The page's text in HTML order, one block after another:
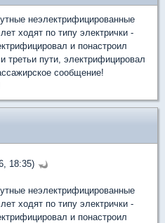
неэлектрифицированные
ходят по типу электрички -
и понастроил
третьи пути, электрифицировал
сообщение!
18:35)
неэлектрифицированные
ходят по типу электрички -
и понастроил